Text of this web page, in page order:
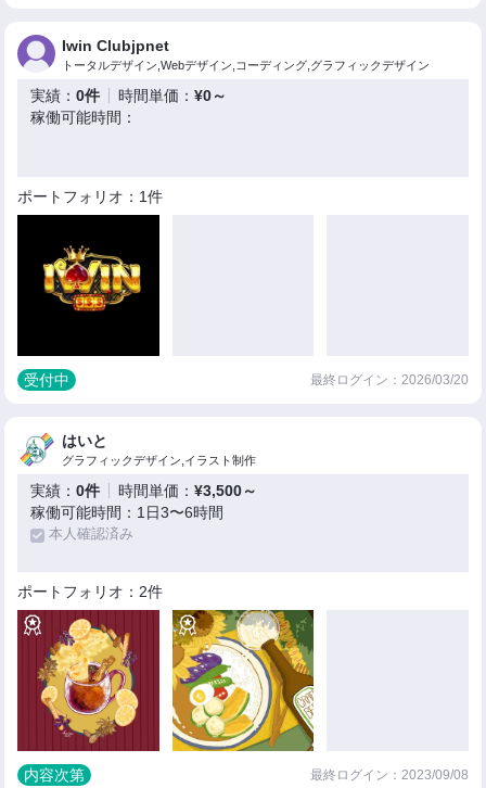
Iwin Clubjpnet
トータルデザイン,Webデザイン,コーディング,グラフィックデザイン
実績：0件 時間単価：¥0～
稼働可能時間：
ポートフォリオ：1件
受付中 最終ログイン：2026/03/20
はいと
グラフィックデザイン,イラスト制作
実績：0件 時間単価：¥3,500～
稼働可能時間：1日3〜6時間
本人確認済み
ポートフォリオ：2件
内容次第 最終ログイン：2023/09/08